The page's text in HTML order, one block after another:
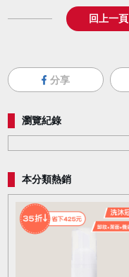
回上一頁
分享
瀏覽紀錄
本分類熱銷